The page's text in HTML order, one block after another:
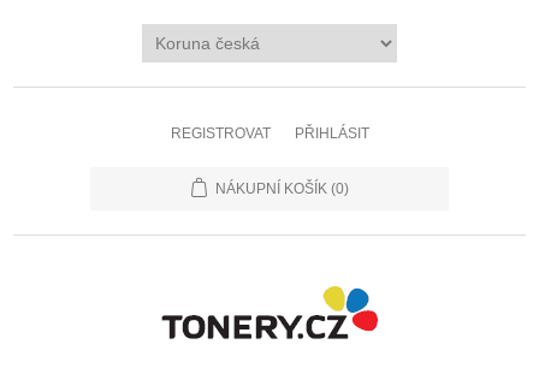
REGISTROVAT PŘIHLÁSIT
NÁKUPNÍ KOŠÍK (0)